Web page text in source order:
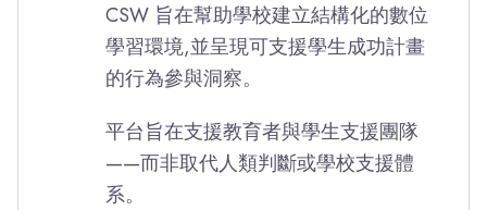
CSW 旨在幫助學校建立結構化的數位
學習環境,並呈現可支援學生成功計畫
的行為參與洞察。
平台旨在支援教育者與學生支援團隊
——而非取代人類判斷或學校支援體
系。